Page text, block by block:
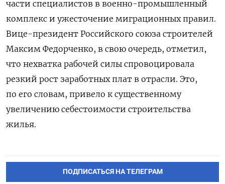
части специалистов в военно-промышленный
комплекс и ужесточение миграционных правил.
Вице-президент Российского союза строителей
Максим Федорченко, в свою очередь, отметил,
что нехватка рабочей силы спровоцировала
резкий рост заработных плат в отрасли. Это,
по его словам, привело к существенному
увеличению себестоимости строительства
жилья.
ПОДПИСАТЬСЯ НА ТЕЛЕГРАМ